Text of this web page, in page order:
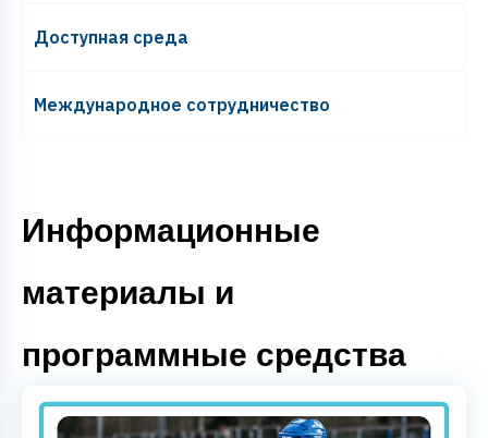
Доступная среда
Международное сотрудничество
Информационные
материалы и
программные средства